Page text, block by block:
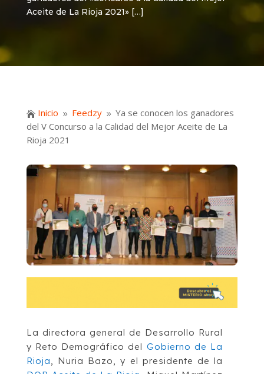
Aceite de La Rioja 2021» […]
 Inicio 9 Feedzy 9 Ya se conocen los ganadores
del V Concurso a la Calidad del Mejor Aceite de La
Rioja 2021
La directora general de Desarrollo Rural
y Reto Demográfico del Gobierno de La
Rioja, Nuria Bazo, y el presidente de la